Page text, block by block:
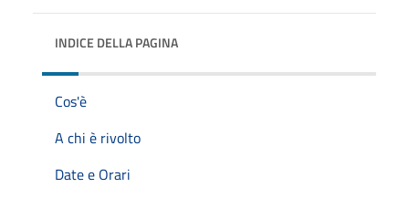
INDICE DELLA PAGINA
Cos'è
A chi è rivolto
Date e Orari